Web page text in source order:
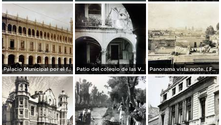
Palacio Municipal por el fotografo Hugo Brehme.. Patio del colegio de las Vizcainas por el fotografo Hugo Brehme. Panorama vista norte. ( Fechada el 20 de Junio de 1905 ).